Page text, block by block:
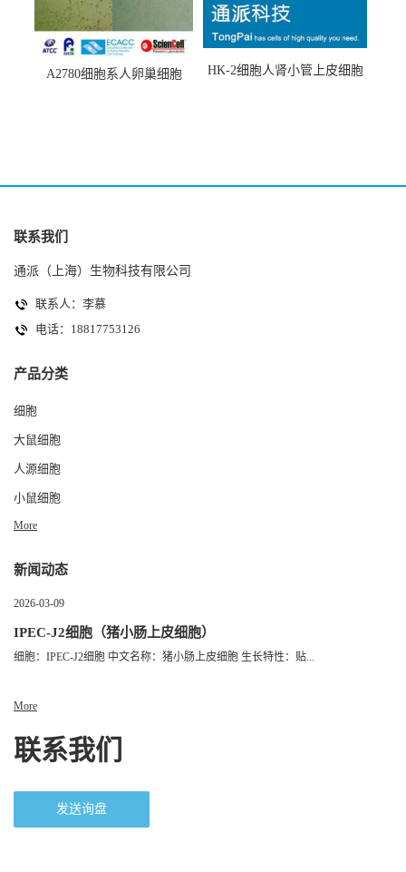
A2780细胞系人卵巢细胞
HK-2细胞人肾小管上皮细胞
联系我们
通派（上海）生物科技有限公司
联系人：李慕
电话：18817753126
产品分类
细胞
大鼠细胞
人源细胞
小鼠细胞
More
新闻动态
2026-03-09
IPEC-J2细胞（猪小肠上皮细胞）
细胞：IPEC-J2细胞 中文名称：猪小肠上皮细胞 生长特性：贴...
More
联系我们
发送询盘